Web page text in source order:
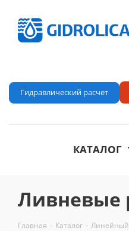
Гидравлический расчет
КАТАЛОГ
Ливневые
Главная - Каталог - Линейный